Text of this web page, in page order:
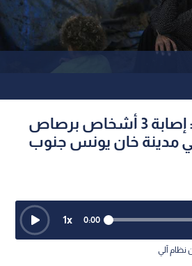
إعلام فلسطيني: إصابة 3 أشخاص برصاص
مدينة خان يونس جنوب
0:00
1x
نظام آلي